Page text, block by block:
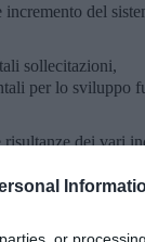
del
sollecitazioni,
per lo sviluppo
dei vari
incontro, che si
staff del
comunale".